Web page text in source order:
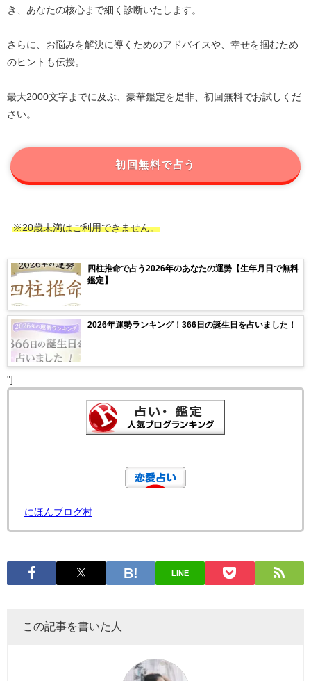
き、あなたの核心まで細く診断いたします。
さらに、お悩みを解決に導くためのアドバイスや、幸せを掴むため
のヒントも伝授。
最大2000文字までに及ぶ、豪華鑑定を是非、初回無料でお試しくだ
さい。
初回無料で占う
※20歳未満はご利用できません。
四柱推命で占う2026年のあなたの運勢【生年月日で無料
鑑定】
2026年運勢ランキング！366日の誕生日を占いました！
"]
にほんブログ村
LINE
この記事を書いた人